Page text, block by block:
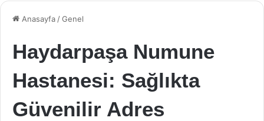
Anasayfa /Genel
Haydarpaşa Numune
Hastanesi: Sağlıkta
Güvenilir Adres